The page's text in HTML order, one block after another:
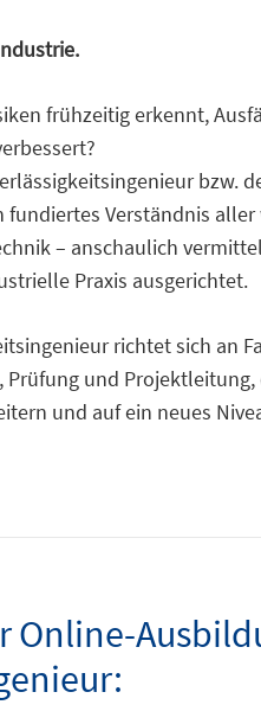
frühzeitig erkennt,
bzw.
Verständnis aller
– anschaulich
Praxis ausgerichtet.
richtet sich an
und Projektleitung,
und auf ein neues
Online-